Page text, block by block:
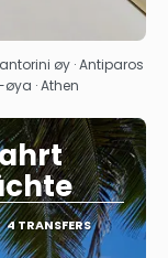
øy · Antiparos
øya · Athen
4 TRANSFERS